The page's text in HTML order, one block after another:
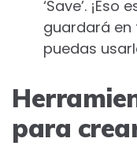
‘Save’.
guardará en
puedas
para